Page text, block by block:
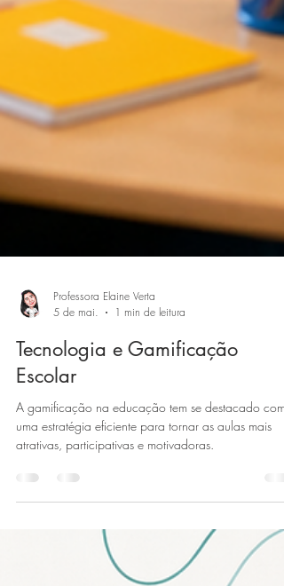
5 de mai.
1 min de leitura
Tecnologia e Gamificação
Escolar
A gamificação na educação tem se destacado como
uma estratégia eficiente para tornar as aulas mais
atrativas, participativas e motivadoras.